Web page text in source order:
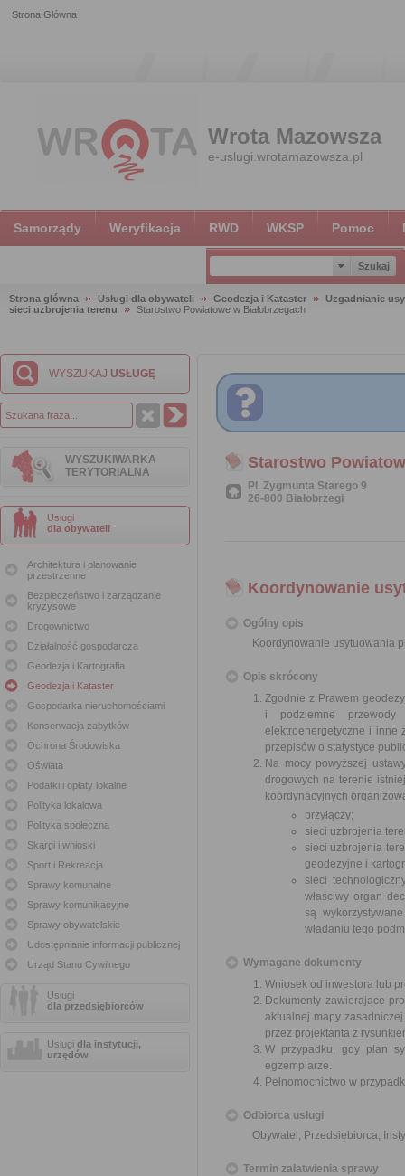
Strona Główna
Wrota Mazowsza
e-uslugi.wrotamazowsza.pl
Samorządy Weryfikacja RWD WKSP Pomoc
Strona główna Usługi dla obywateli Geodezja i Kataster
Uzgadnianie
sieci uzbrojenia terenu
Starostwo Powiatowe w Białobrzegach
WYSZUKAJ USŁUGĘ
WYSZUKIWARKA
TERYTORIALNA
Usługi
dla obywateli
Architektura i planowanie
przestrzenne
Bezpieczeństwo i zarządzanie
kryzysowe
Drogownictwo
Działalność gospodarcza
Geodezja i Kartografia
Geodezja i Kataster
Gospodarka nieruchomościami
Konserwacja zabytków
Ochrona Środowiska
Oświata
Podatki i opłaty lokalne
Polityka lokalowa
Polityka społeczna
Skargi i wnioski
Sport i Rekreacja
Sprawy komunalne
Sprawy komunikacyjne
Sprawy obywatelskie
Udostępnianie informacji publicznej
Urząd Stanu Cywilnego
Usługi
dla przedsiębiorców
Usługi dla instytucji,
urzędów
Starostwo
Pl. Zygmunta Starego 9
26-800 Białobrzegi
Koordynowanie
Ogólny opis
Koordynowanie usytuowania
Opis skrócony
Zgodnie z Prawem
i podziemne przewody
elektroenergetyczne i inne
przepisów o statystyce
Na mocy powyższej
drogowych na terenie
koordynacyjnych
przyłączy;
sieci uzbrojenia
sieci uzbrojenia
geodezyjne i
sieci
właściwy organ
są
władaniu tego
Wymagane dokumenty
Wniosek od inwestora lub
Dokumenty zawierające
aktualnej mapy
przez projektanta z
W przypadku, gdy plan
egzemplarze.
Pełnomocnictwo w
Odbiorca usługi
Obywatel, Przedsiębiorca,
Termin załatwienia sprawy